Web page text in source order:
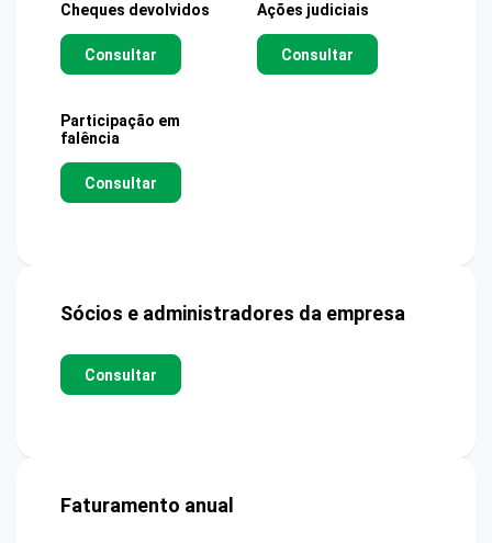
Cheques devolvidos
Consultar
Ações judiciais
Consultar
Participação em
falência
Consultar
Sócios e administradores da empresa
Consultar
Faturamento anual